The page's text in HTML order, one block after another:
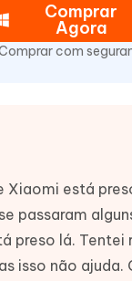
Comprar
Agora
com
Xiaomi está
passaram
preso lá. Tentei
isso não ajuda.